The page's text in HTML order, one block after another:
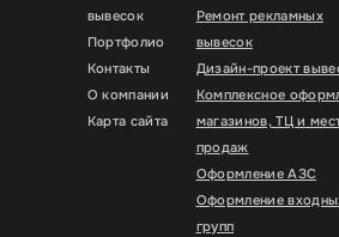
вывесок
Портфолио
Контакты
О компании
Карта сайта
Ремонт рекламных
вывесок
Дизайн-проект
Комплексное
магазинов, ТЦ и
продаж
Оформление АЗС
Оформление
групп